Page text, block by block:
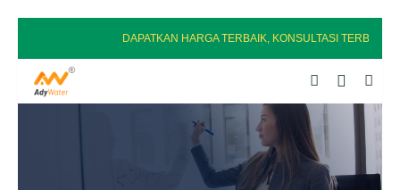
DAPATKAN HARGA TERBAIK, KONSULTASI TERBAIK